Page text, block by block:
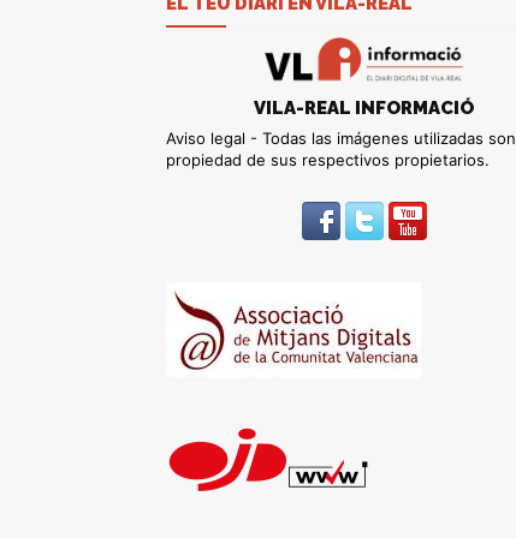
VILA-REAL INFORMACIÓ
Aviso legal - Todas las imágenes utilizadas son
propiedad de sus respectivos propietarios.